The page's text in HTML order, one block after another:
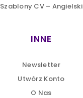
Szablony CV – Angielski
INNE
Newsletter
Utwórz Konto
O Nas